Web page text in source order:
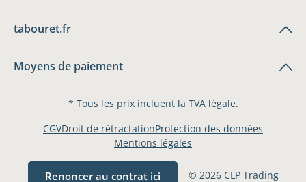
tabouret.fr
Moyens de paiement
* Tous les prix incluent la TVA légale.
Renoncer au contrat ici © 2026 CLP Trading
CGVDroit de rétractationProtection des données
Mentions légales